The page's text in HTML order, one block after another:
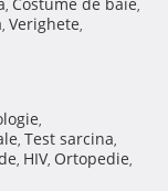
, ,
, Verighete,
,
, Test sarcina,
, HIV, Ortopedie,